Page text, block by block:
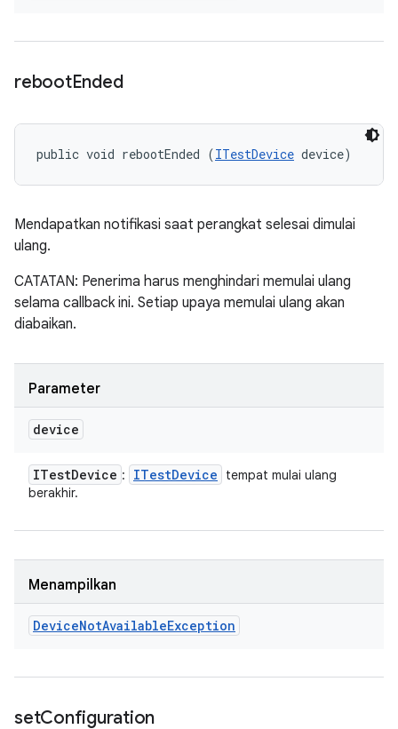
rebootEnded
public void rebootEnded (ITestDevice device)
Mendapatkan notifikasi saat perangkat selesai dimulai
ulang.
CATATAN: Penerima harus menghindari memulai ulang
selama callback ini. Setiap upaya memulai ulang akan
diabaikan.
Parameter
device
ITestDevice : ITestDevice
tempat mulai ulang
berakhir.
Menampilkan
DeviceNotAvailableException
setConfiguration